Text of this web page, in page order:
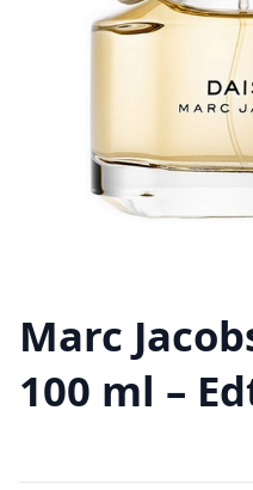
Marc
100 ml –